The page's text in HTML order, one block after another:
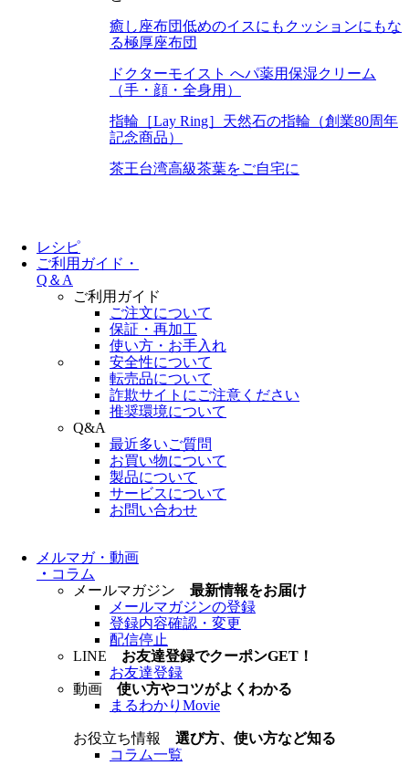
癒し座布団低めのイスにもクッションにもな
る極厚座布団
ドクターモイスト へパ薬用保湿クリーム
（手・顔・全身用）
指輪［Lay Ring］ 天然石の指輪（創業80周年
記念商品）
茶王台湾高級茶葉をご自宅に
レシピ
ご利用ガイド・
Q＆A
ご利用ガイド
ご注文について
保証・再加工
使い方・お手入れ
安全性について
転売品について
詐欺サイトにご注意ください
推奨環境について
Q&A
最近多いご質問
お買い物について
製品について
サービスについて
お問い合わせ
メルマガ・動画
・ コラム
メールマガジン 最新情報をお届け
メールマガジンの登録
登録内容確認・変更
配信停止
LINE お友達登録でクーポンGET！
お友達登録
動画 使い方やコツがよくわかる
まるわかりMovie
お役立ち情報 選び方、使い方など知る
コラム一覧